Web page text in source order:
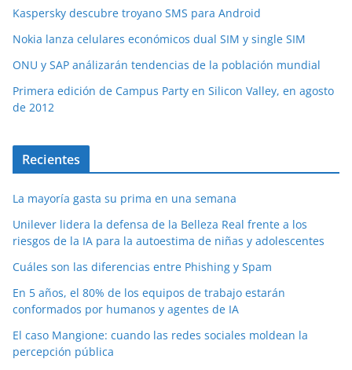
Kaspersky descubre troyano SMS para Android
Nokia lanza celulares económicos dual SIM y single SIM
ONU y SAP análizarán tendencias de la población mundial
Primera edición de Campus Party en Silicon Valley, en agosto
de 2012
Recientes
La mayoría gasta su prima en una semana
Unilever lidera la defensa de la Belleza Real frente a los
riesgos de la IA para la autoestima de niñas y adolescentes
Cuáles son las diferencias entre Phishing y Spam
En 5 años, el 80% de los equipos de trabajo estarán
conformados por humanos y agentes de IA
El caso Mangione: cuando las redes sociales moldean la
percepción pública